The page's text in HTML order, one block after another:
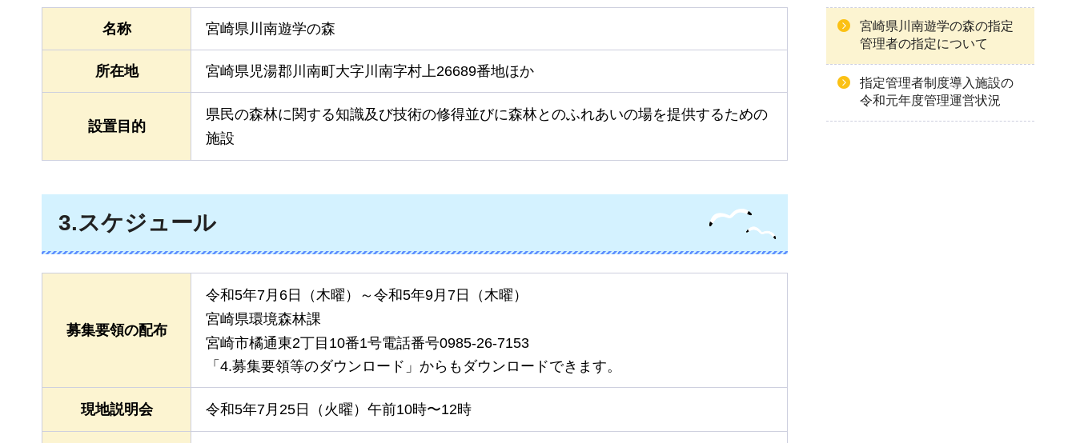
名称 宮崎県川南遊学の森
所在地 宮崎県児湯郡川南町大字川南字村上26689番地ほか
設置目的
県民の森林に関する知識及び技術の修得並びに森林とのふれあいの場を提供するための
施設
3.スケジュール
募集要領の配布
令和5年7月6日（木曜）～令和5年9月7日（木曜）
宮崎県環境森林課
宮崎市橘通東2丁目10番1号電話番号0985-26-7153
「4.募集要領等のダウンロード」からもダウンロードできます。
現地説明会 令和5年7⽉25⽇（火曜）午前10時〜12時
宮崎県川南遊学の森の指定
管理者の指定について
指定管理者制度導入施設の
令和元年度管理運営状況